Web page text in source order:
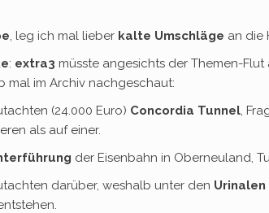
, leg ich mal lieber kalte Umschläge an die
: extra3 müsste angesichts der Themen-
mal im Archiv nachgeschaut:
(24.000 Euro) Concordia Tunnel,
als auf einer.
der Eisenbahn in Oberneuland,
darüber, weshalb unter den Urinalen